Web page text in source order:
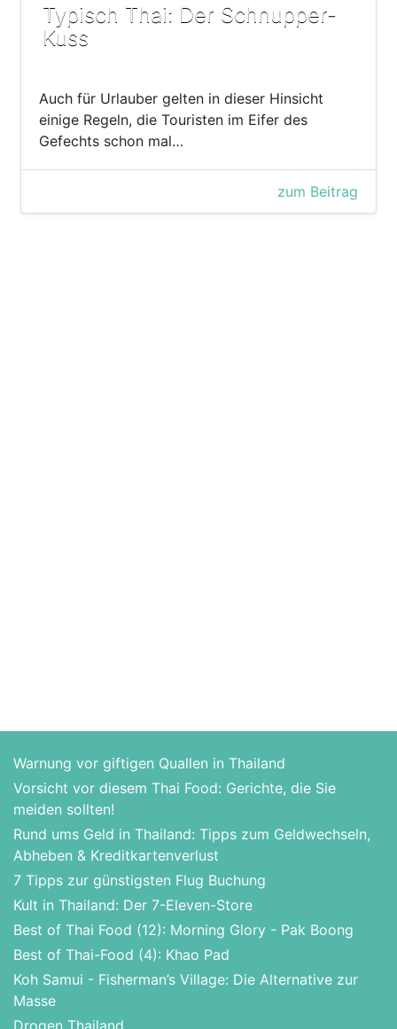
Typisch Thai: Der Schnupper-
Kuss
Auch für Urlauber gelten in dieser Hinsicht
einige Regeln, die Touristen im Eifer des
Gefechts schon mal…
zum Beitrag
Warnung vor giftigen Quallen in Thailand
Vorsicht vor diesem Thai Food: Gerichte, die Sie
meiden sollten!
Rund ums Geld in Thailand: Tipps zum Geldwechseln,
Abheben & Kreditkartenverlust
7 Tipps zur günstigsten Flug Buchung
Kult in Thailand: Der 7-Eleven-Store
Best of Thai Food (12): Morning Glory - Pak Boong
Best of Thai-Food (4): Khao Pad
Koh Samui - Fisherman’s Village: Die Alternative zur
Masse
Drogen Thailand